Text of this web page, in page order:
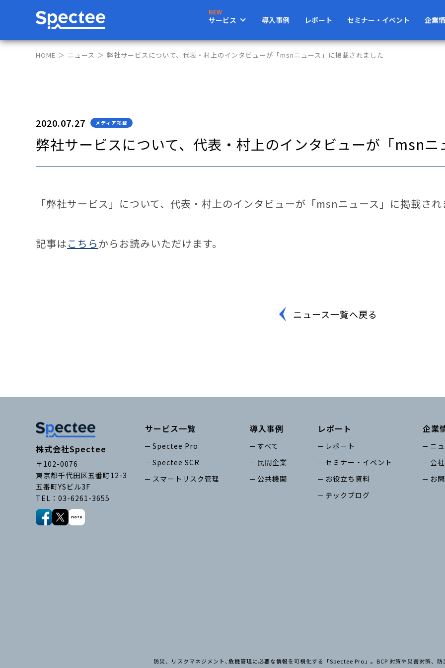
サービス 導入事例 レポート セミナー・イベント 企業
HOME ニュース 弊社サービスについて、代表・村上のインタビューが「msnニュース」に掲載されました
2020.07.27 メディア掲載
弊社サービスについて、代表・村上のインタビューが「msn
「弊社サービス」について、代表・村上のインタビューが「msnニュース」に掲載され
記事はこちらからお読みいただけます。
ニュース一覧へ戻る
株式会社Spectee
〒102-0076
東京都千代田区五番町12-3
五番町YSビル3F
TEL：03-6261-3655
サービス一覧
Spectee Pro
Spectee SCR
スマートリスク管理
導入事例
すべて
民間企業
公共機関
レポート
レポート
セミナー・イベント
お役立ち資料
テックブログ
企業
ニ
会
お
防災、リスクマネジメント､危機管理に必要な情報を可視化する「Spectee Pro」。BCP 対策や災害対策、防